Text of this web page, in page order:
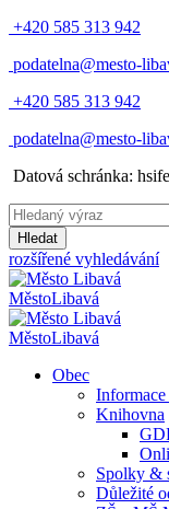
+420 585 313 942
podatelna@mesto-
+420 585 313 942
podatelna@mesto-
Datová schránka:
Hledat
rozšířené vyhledávání
MěstoLibavá
MěstoLibavá
Obec
Knihovna
Spolky &
Důležité